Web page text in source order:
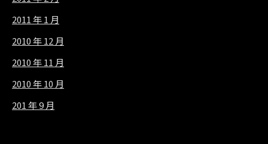
2011 年 1 月
2010 年 12 月
2010 年 11 月
2010 年 10 月
201 年 9 月